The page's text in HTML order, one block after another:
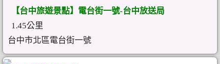
【台中旅遊景點】電台街一號-台中放送局
1.45公里
台中市北區電台街一號